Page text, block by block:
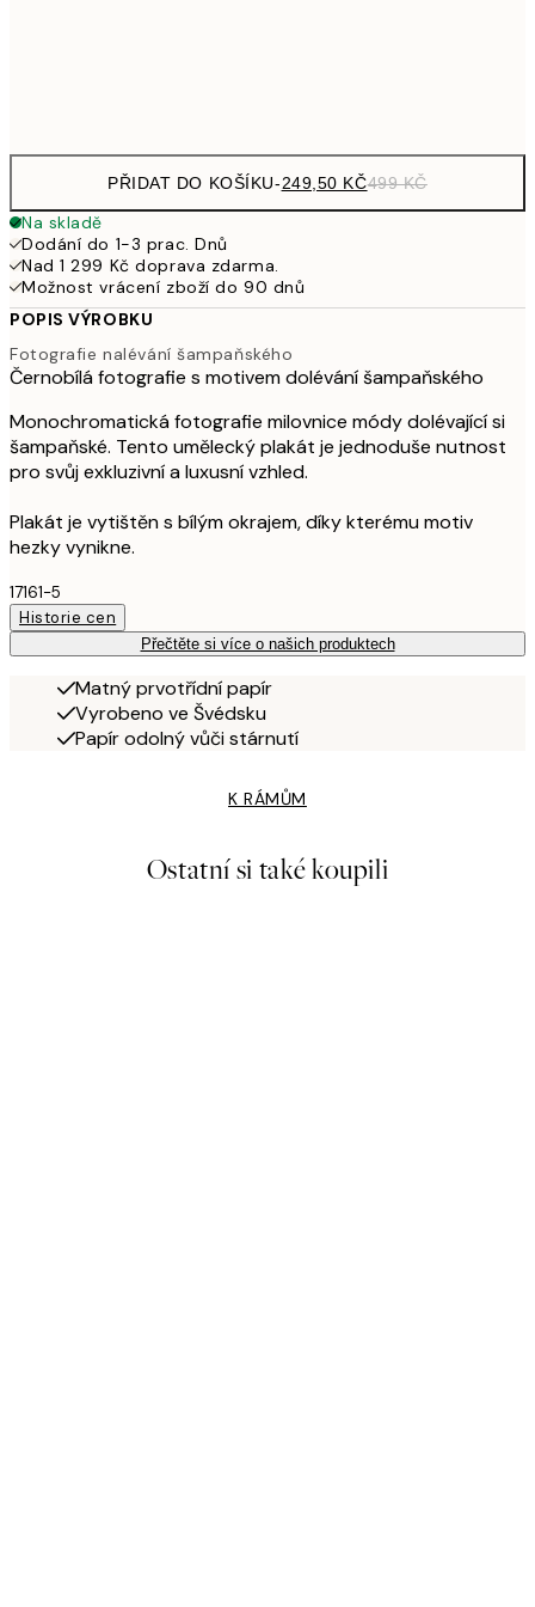
PŘIDAT DO KOŠÍKU-249,50 KČ499 KČ
Na skladě
Dodání do 1-3 prac. Dnů
Nad 1 299 Kč doprava zdarma.
Možnost vrácení zboží do 90 dnů
POPIS VÝROBKU
Fotografie nalévání šampaňského
Černobílá fotografie s motivem dolévání šampaňského
Monochromatická fotografie milovnice módy dolévající si
šampaňské. Tento umělecký plakát je jednoduše nutnost
pro svůj exkluzivní a luxusní vzhled.
Plakát je vytištěn s bílým okrajem, díky kterému motiv
hezky vynikne.
17161-5
Historie cen
Přečtěte si více o našich produktech
Matný prvotřídní papír
Vyrobeno ve Švédsku
Papír odolný vůči stárnutí
K RÁMŮM
Ostatní si také koupili